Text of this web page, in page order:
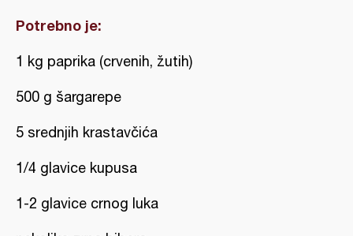
Potrebno je:
1 kg paprika (crvenih, žutih)
500 g šargarepe
5 srednjih krastavčića
1/4 glavice kupusa
1-2 glavice crnog luka